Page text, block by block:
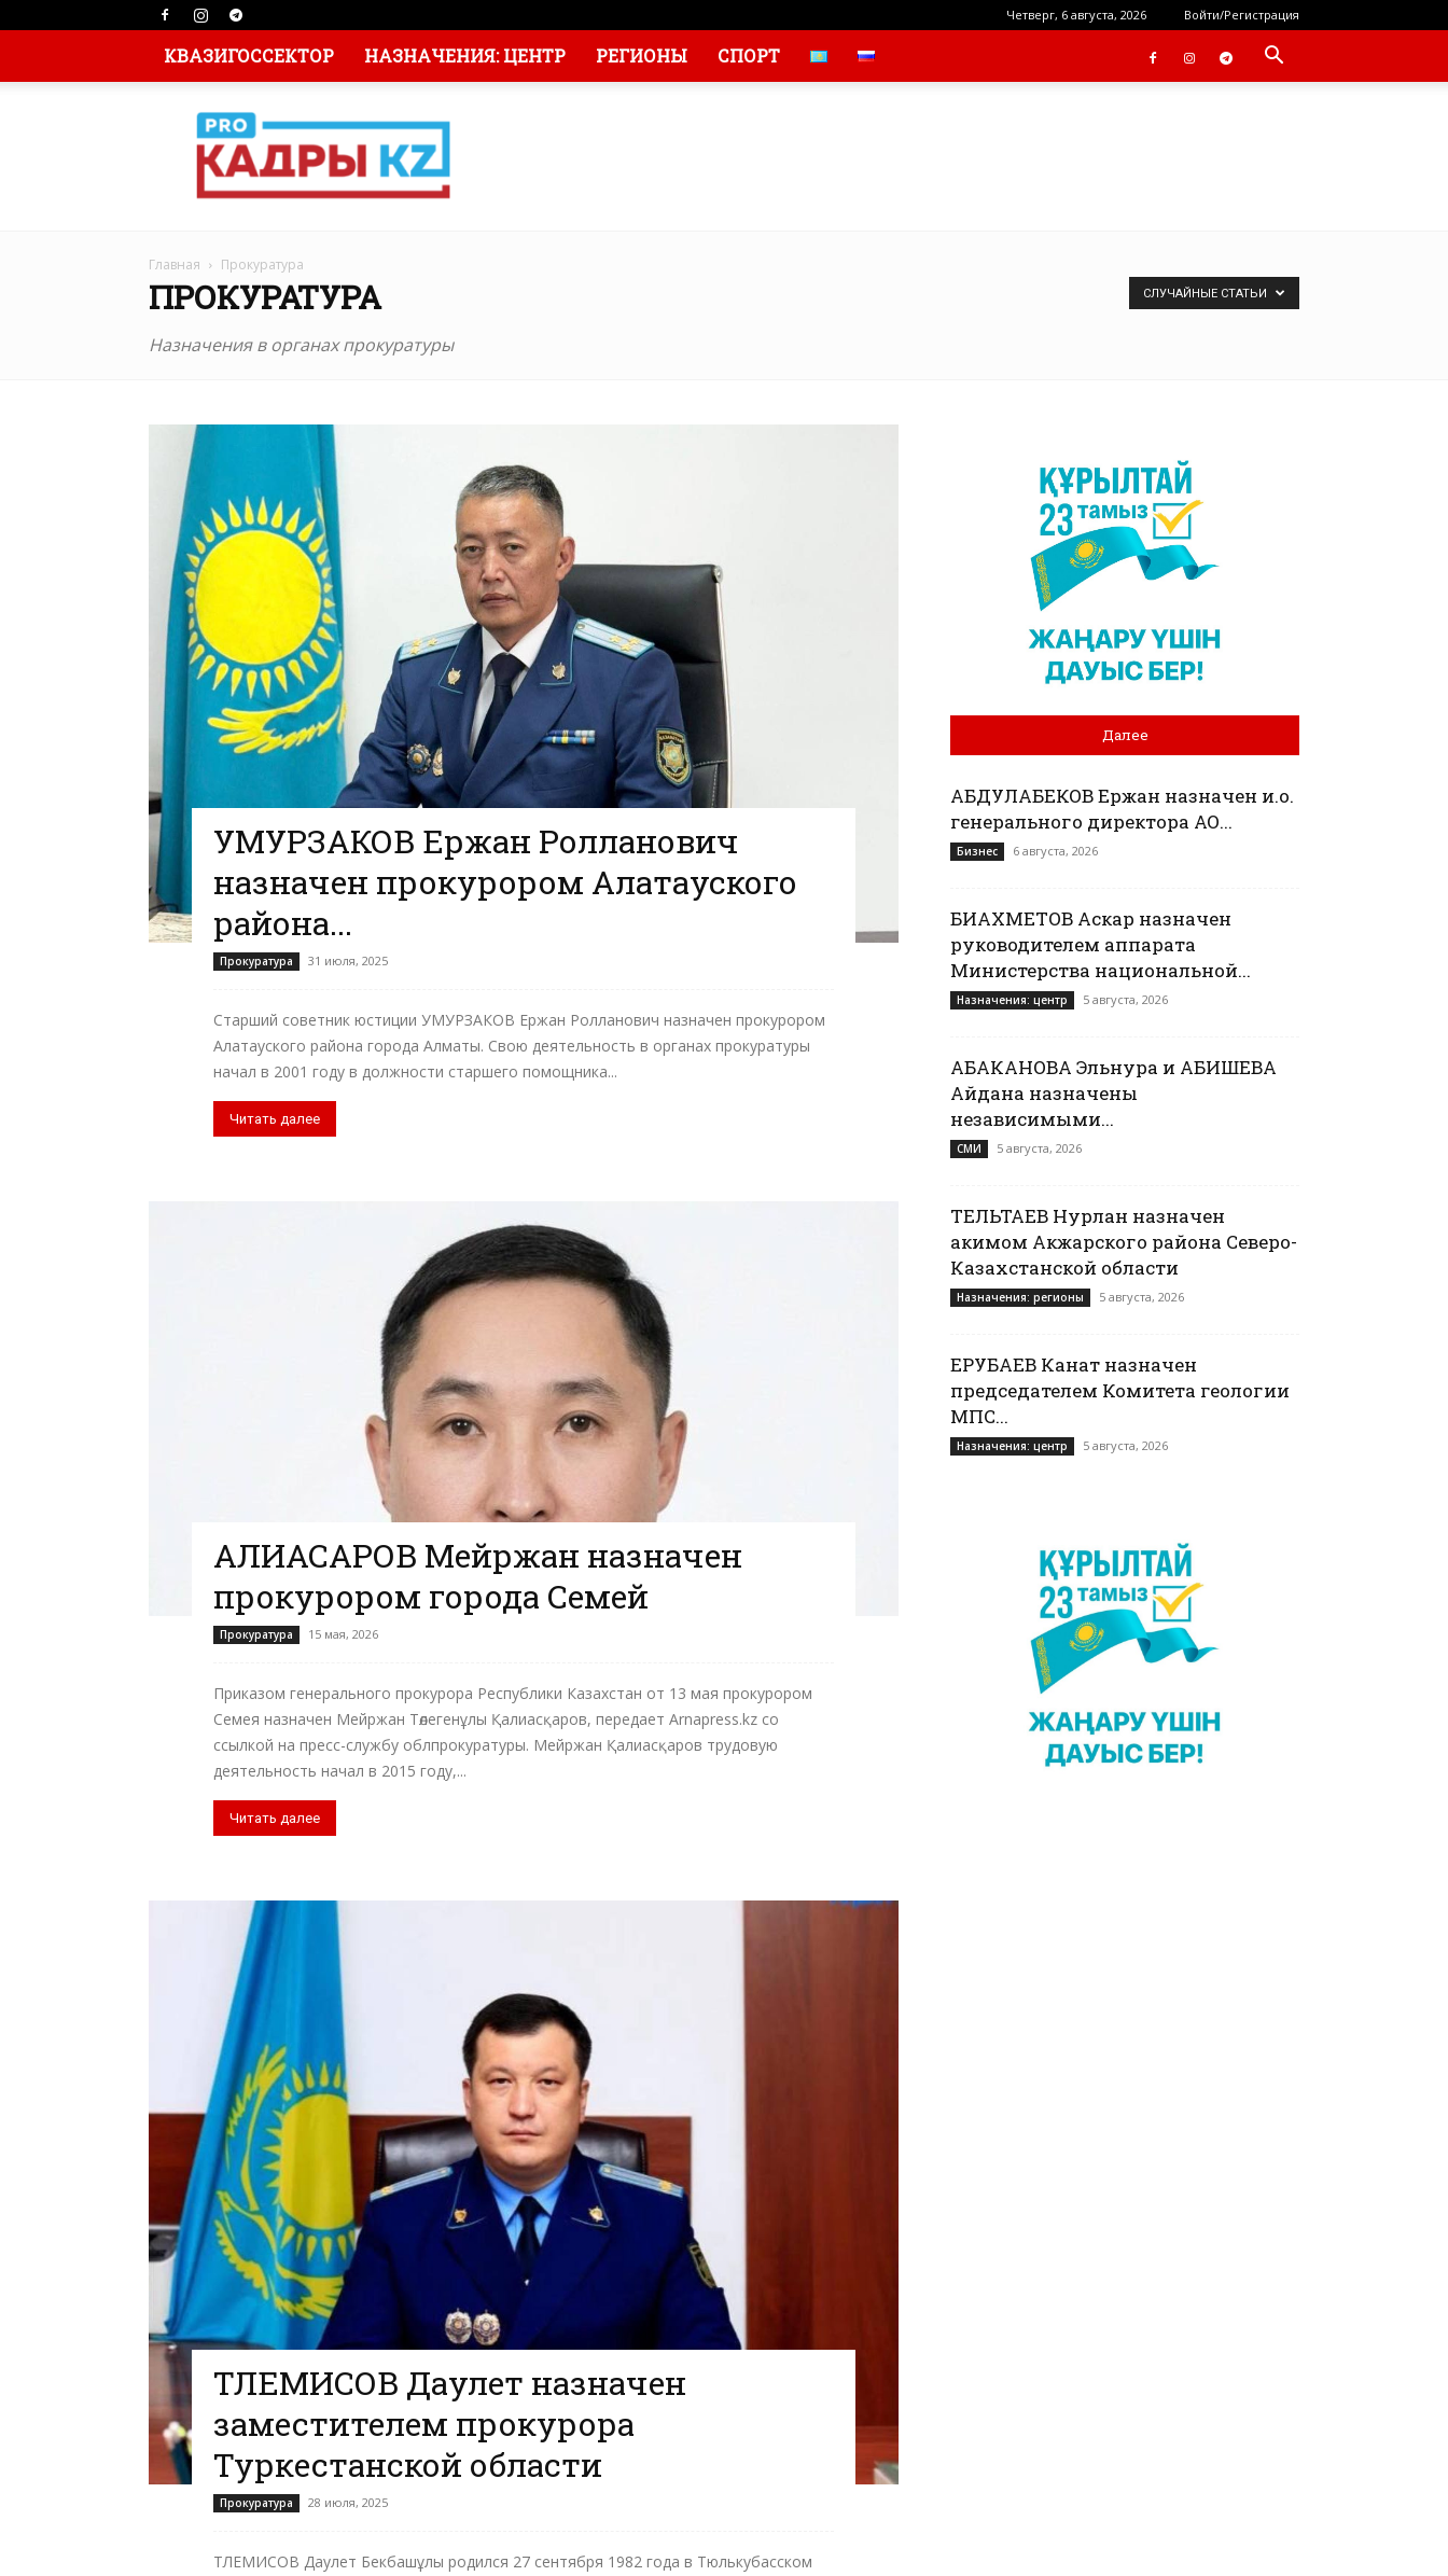
Четверг, 6 августа, 2026 Войти/Регистрация
КВАЗИГОССЕКТОР НАЗНАЧЕНИЯ: ЦЕНТР РЕГИОНЫ СПОРТ
Главная Прокуратура
ПРОКУРАТУРА
Назначения в органах прокуратуры
СЛУЧАЙНЫЕ СТАТЬИ
УМУРЗАКОВ Ержан Ролланович
назначен прокурором Алатауского
района...
Прокуратура 31 июля, 2025
Старший советник юстиции УМУРЗАКОВ Ержан Ролланович назначен прокурором
Алатауского района города Алматы. Свою деятельность в органах прокуратуры
начал в 2001 году в должности старшего помощника...
Читать далее
ҚАЛИАСҚАРОВ Мейржан назначен
прокурором города Семей
Прокуратура 15 мая, 2026
Приказом генерального прокурора Республики Казахстан от 13 мая прокурором
Семея назначен Мейржан Төлегенұлы Қалиасқаров, передает Arnapress.kz со
ссылкой на пресс-службу облпрокуратуры. Мейржан Қалиасқаров трудовую
деятельность начал в 2015 году,...
Читать далее
ТЛЕМИСОВ Даулет назначен
заместителем прокурора
Туркестанской области
Прокуратура 28 июля, 2025
ТЛЕМИСОВ Даулет Бекбашұлы родился 27 сентября 1982 года в Тюлькубасском
Далее
АБДУЛАБЕКОВ Ержан назначен и.о.
генерального директора АО...
Бизнес 6 августа, 2026
БИАХМЕТОВ Аскар назначен
руководителем аппарата
Министерства национальной...
Назначения: центр 5 августа, 2026
АБАКАНОВА Эльнура и АБИШЕВА
Айдана назначены
независимыми...
СМИ 5 августа, 2026
ТЕЛЬТАЕВ Нурлан назначен
акимом Акжарского района Северо-
Казахстанской области
Назначения: регионы 5 августа, 2026
ЕРУБАЕВ Канат назначен
председателем Комитета геологии
МПС...
Назначения: центр 5 августа, 2026